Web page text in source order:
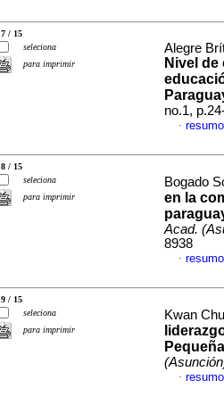
7 / 15
seleciona
para imprimir
Alegre
Nivel
no.1,
·
8 / 15
seleciona
para imprimir
Bogado
en la
Acad.
8938
·
9 / 15
seleciona
para imprimir
Kwan
·